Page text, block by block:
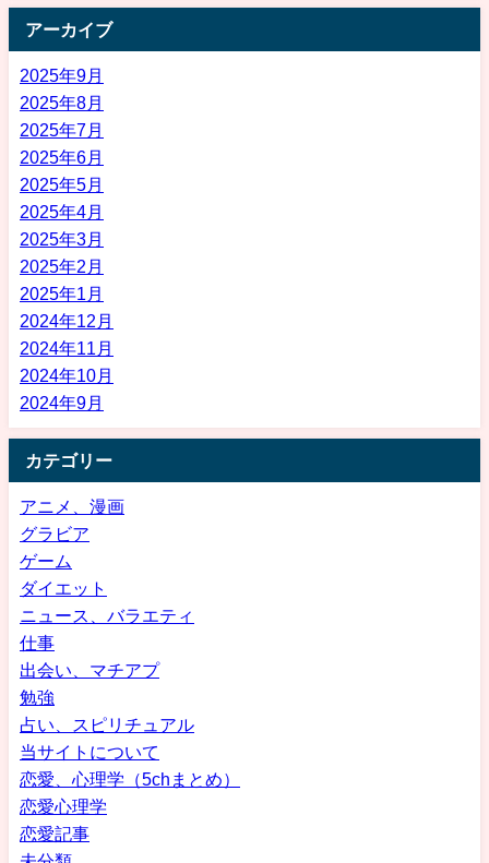
アーカイブ
2025年9月
2025年8月
2025年7月
2025年6月
2025年5月
2025年4月
2025年3月
2025年2月
2025年1月
2024年12月
2024年11月
2024年10月
2024年9月
カテゴリー
アニメ、漫画
グラビア
ゲーム
ダイエット
ニュース、バラエティ
仕事
出会い、マチアプ
勉強
占い、スピリチュアル
当サイトについて
恋愛、心理学（5chまとめ）
恋愛心理学
恋愛記事